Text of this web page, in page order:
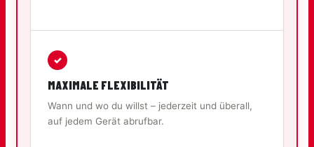
✓
MAXIMALE FLEXIBILITÄT
Wann und wo du willst – jederzeit und überall,
auf jedem Gerät abrufbar.